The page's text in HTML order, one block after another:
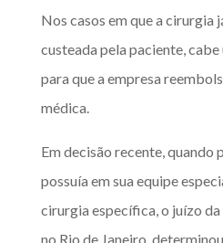
Nos casos em que a cirurgia
custeada pela paciente,
para que a empresa
médica.
Em decisão recente, quando
possuía em sua equipe
cirurgia específica, o juízo
no Rio de Janeiro,